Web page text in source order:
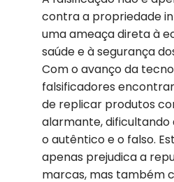
contra a propriedade
uma ameaça direta à
saúde e à segurança
Com o avanço da
falsificadores
de replicar produtos
alarmante, dificultando
o autêntico e o falso.
apenas prejudica a
marcas, mas também